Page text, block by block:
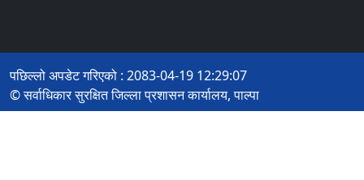
पछिल्लो अपडेट गरिएको : 2083-04-19 12:29:07
© सर्वाधिकार सुरक्षित जिल्ला प्रशासन कार्यालय, पाल्पा